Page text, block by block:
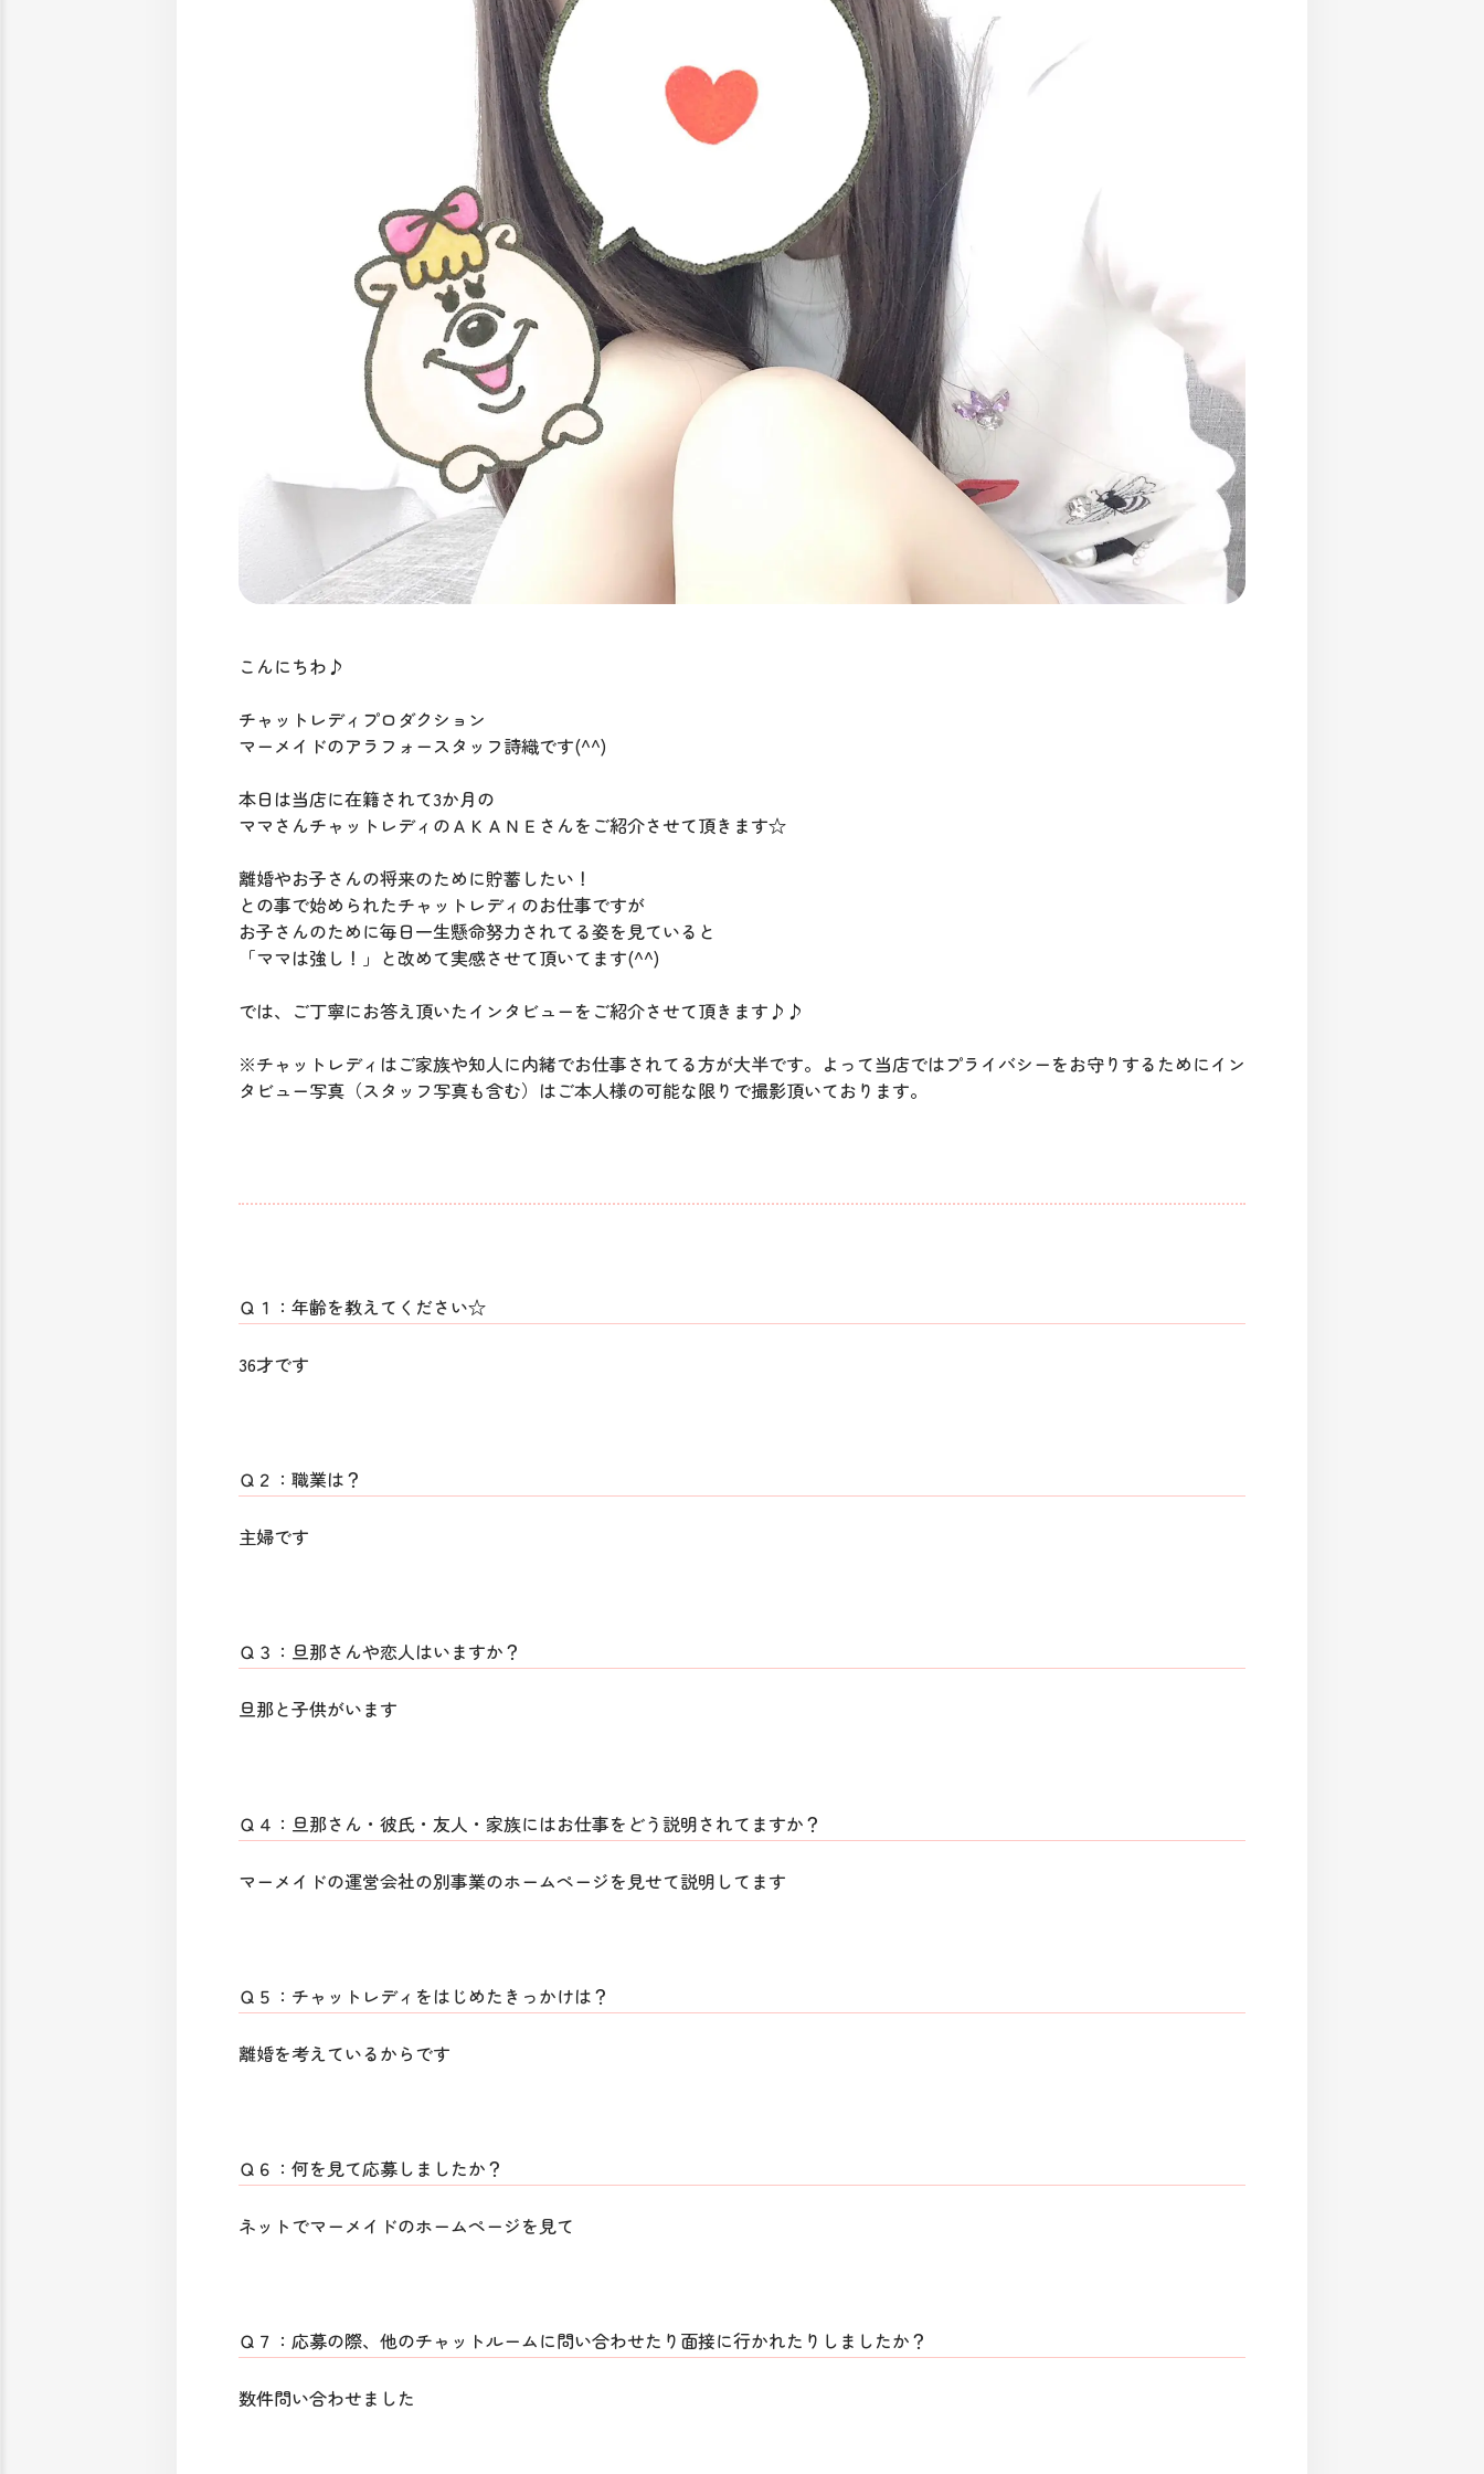
こんにちわ♪
チャットレディプロダクション
マーメイドのアラフォースタッフ詩織です(^^)
本日は当店に在籍されて3か月の
ママさんチャットレディのＡＫＡＮＥさんをご紹介させて頂きます☆
離婚やお子さんの将来のために貯蓄したい！
との事で始められたチャットレディのお仕事ですが
お子さんのために毎日一生懸命努力されてる姿を見ていると
「ママは強し！」と改めて実感させて頂いてます(^^)
では、ご丁寧にお答え頂いたインタビューをご紹介させて頂きます♪♪
※チャットレディはご家族や知人に内緒でお仕事されてる方が大半です。よって当店ではプライバシーをお守りするためにイン
タビュー写真（スタッフ写真も含む）はご本人様の可能な限りで撮影頂いております。
Ｑ１：年齢を教えてください☆
36才です
Ｑ２：職業は？
主婦です
Ｑ３：旦那さんや恋人はいますか？
旦那と子供がいます
Ｑ４：旦那さん・彼氏・友人・家族にはお仕事をどう説明されてますか？
マーメイドの運営会社の別事業のホームページを見せて説明してます
Ｑ５：チャットレディをはじめたきっかけは？
離婚を考えているからです
Ｑ６：何を見て応募しましたか？
ネットでマーメイドのホームページを見て
Ｑ７：応募の際、他のチャットルームに問い合わせたり面接に行かれたりしましたか？
数件問い合わせました